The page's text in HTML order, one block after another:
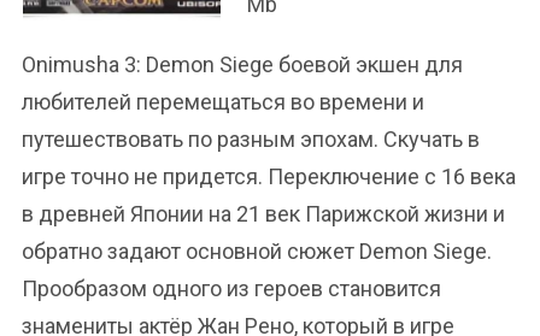
Onimusha 3: Demon Siege боевой экшен для
любителей перемещаться во времени и
путешествовать по разным эпохам. Скучать в
игре точно не придется. Переключение с 16 века
в древней Японии на 21 век Парижской жизни и
обратно задают основной сюжет Demon Siege.
Прообразом одного из героев становится
знамениты актёр Жан Рено, который в игре